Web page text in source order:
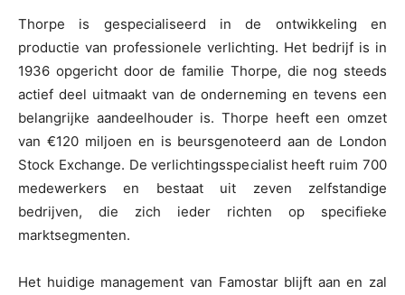
Thorpe is gespecialiseerd in de ontwikkeling en
productie van professionele verlichting. Het bedrijf is in
1936 opgericht door de familie Thorpe, die nog steeds
actief deel uitmaakt van de onderneming en tevens een
belangrijke aandeelhouder is. Thorpe heeft een omzet
van €120 miljoen en is beursgenoteerd aan de London
Stock Exchange. De verlichtingsspecialist heeft ruim 700
medewerkers en bestaat uit zeven zelfstandige
bedrijven, die zich ieder richten op specifieke
marktsegmenten.
Het huidige management van Famostar blijft aan en zal